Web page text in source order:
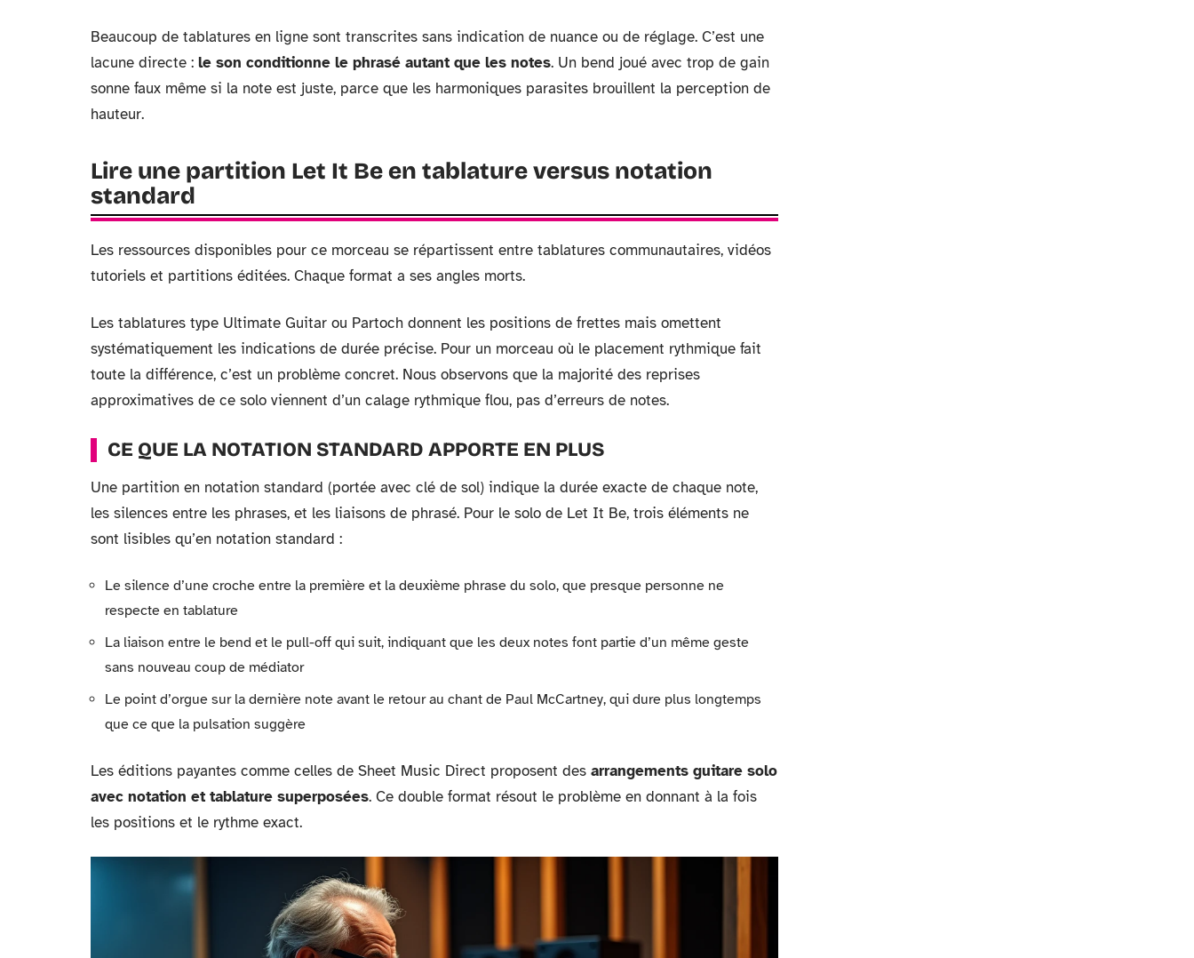
Beaucoup de tablatures en ligne sont transcrites sans indication de nuance ou de réglage. C’est une
lacune directe : le son conditionne le phrasé autant que les notes. Un bend joué avec trop de gain
sonne faux même si la note est juste, parce que les harmoniques parasites brouillent la perception de
hauteur.
Lire une partition Let It Be en tablature versus notation
standard
Les ressources disponibles pour ce morceau se répartissent entre tablatures communautaires, vidéos
tutoriels et partitions éditées. Chaque format a ses angles morts.
Les tablatures type Ultimate Guitar ou Partoch donnent les positions de frettes mais omettent
systématiquement les indications de durée précise. Pour un morceau où le placement rythmique fait
toute la différence, c’est un problème concret. Nous observons que la majorité des reprises
approximatives de ce solo viennent d’un calage rythmique flou, pas d’erreurs de notes.
CE QUE LA NOTATION STANDARD APPORTE EN PLUS
Une partition en notation standard (portée avec clé de sol) indique la durée exacte de chaque note,
les silences entre les phrases, et les liaisons de phrasé. Pour le solo de Let It Be, trois éléments ne
sont lisibles qu’en notation standard :
Le silence d’une croche entre la première et la deuxième phrase du solo, que presque personne ne
respecte en tablature
La liaison entre le bend et le pull-off qui suit, indiquant que les deux notes font partie d’un même geste
sans nouveau coup de médiator
Le point d’orgue sur la dernière note avant le retour au chant de Paul McCartney, qui dure plus longtemps
que ce que la pulsation suggère
Les éditions payantes comme celles de Sheet Music Direct proposent des arrangements guitare solo
avec notation et tablature superposées. Ce double format résout le problème en donnant à la fois
les positions et le rythme exact.